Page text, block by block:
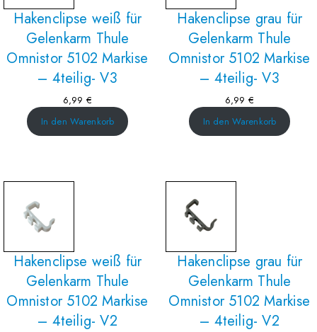
Hakenclipse weiß für
Gelenkarm Thule
Omnistor 5102 Markise
– 4teilig- V3
6,99 €
In den Warenkorb
Hakenclipse grau für
Gelenkarm Thule
Omnistor 5102 Markise
– 4teilig- V3
6,99 €
In den Warenkorb
Hakenclipse weiß für
Gelenkarm Thule
Omnistor 5102 Markise
– 4teilig- V2
Hakenclipse grau für
Gelenkarm Thule
Omnistor 5102 Markise
– 4teilig- V2